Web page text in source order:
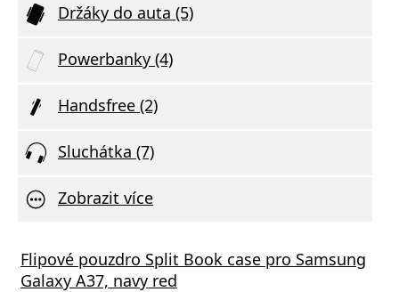
Držáky do auta (5)
Powerbanky (4)
Handsfree (2)
Sluchátka (7)
Zobrazit více
Flipové pouzdro Split Book case pro Samsung
Galaxy A37, navy red